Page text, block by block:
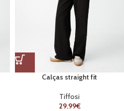
Calças straight fit
Tiffosi
29.99€